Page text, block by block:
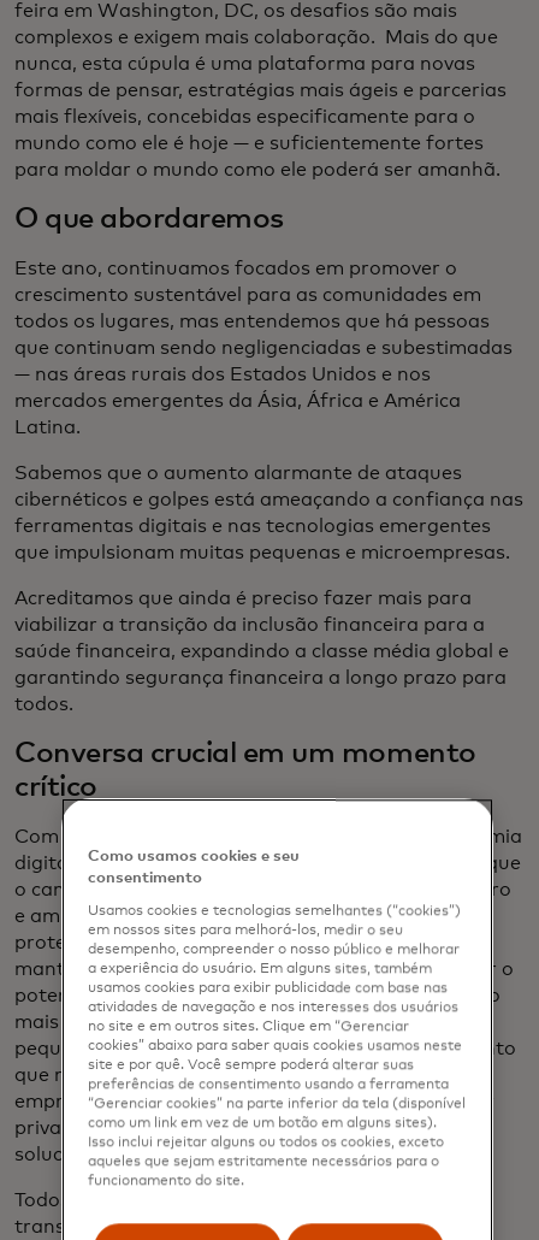
feira em Washington, DC, os desafios são mais
complexos e exigem mais colaboração. Mais do que
nunca, esta cúpula é uma plataforma para novas
formas de pensar, estratégias mais ágeis e parcerias
mais flexíveis, concebidas especificamente para o
mundo como ele é hoje — e suficientemente fortes
para moldar o mundo como ele poderá ser amanhã.
O que abordaremos
Este ano, continuamos focados em promover o
crescimento sustentável para as comunidades em
todos os lugares, mas entendemos que há pessoas
que continuam sendo negligenciadas e subestimadas
— nas áreas rurais dos Estados Unidos e nos
mercados emergentes da Ásia, África e América
Latina.
Sabemos que o aumento alarmante de ataques
cibernéticos e golpes está ameaçando a confiança nas
ferramentas digitais e nas tecnologias emergentes
que impulsionam muitas pequenas e microempresas.
Acreditamos que ainda é preciso fazer mais para
viabilizar a transição da inclusão financeira para a
saúde financeira, expandindo a classe média global e
garantindo segurança financeira a longo prazo para
todos.
Conversa crucial em um momento
crítico
Com bilhões de pessoas a mais entrando na economia
digital, precisamos trabalhar juntos para garantir que
o caminho para a prosperidade seja acessível, seguro
e amplo. Podemos aproveitar o poder da IA para
proteger e defender nossos espaços cibernéticos e
manter nossos dados seguros. Podemos aproveitar o
potencial do open banking para construir uma visão
mais completa da solvência e garantir que as
pequenas empresas possam acessar o financiamento
que merecem. Podemos mobilizar o pensamento
empreendedor, os recursos e a capacidade do setor
privado para ampliar rapidamente a inovação e
solucionar problemas locais e globais.
Todos nós desempenhamos um papel crucial nessa
transformação, como demonstra o grupo que se
Como usamos cookies e seu
consentimento
Usamos cookies e tecnologias semelhantes (“cookies”)
em nossos sites para melhorá-los, medir o seu
desempenho, compreender o nosso público e melhorar
a experiência do usuário. Em alguns sites, também
usamos cookies para exibir publicidade com base nas
atividades de navegação e nos interesses dos usuários
no site e em outros sites. Clique em “Gerenciar
cookies” abaixo para saber quais cookies usamos neste
site e por quê. Você sempre poderá alterar suas
preferências de consentimento usando a ferramenta
“Gerenciar cookies” na parte inferior da tela (disponível
como um link em vez de um botão em alguns sites).
Isso inclui rejeitar alguns ou todos os cookies, exceto
aqueles que sejam estritamente necessários para o
funcionamento do site.